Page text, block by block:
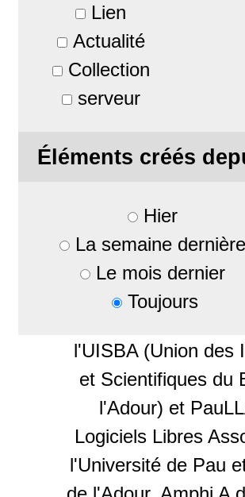
Lien
Actualité
Collection
serveur
Éléments créés
Hier
La semaine dernière
Le mois dernier
Toujours
Et nous en
Rattaché à
Conférence April
Par brunus —publié
— Mots-clés
A.P.R.I.L, U.P.P.A,
Une conférence
des modèles
Libre a été
l'UISBA (Union des
et Scientifiques du
l'Adour) et
Logiciels Libres
l'Université de Pau